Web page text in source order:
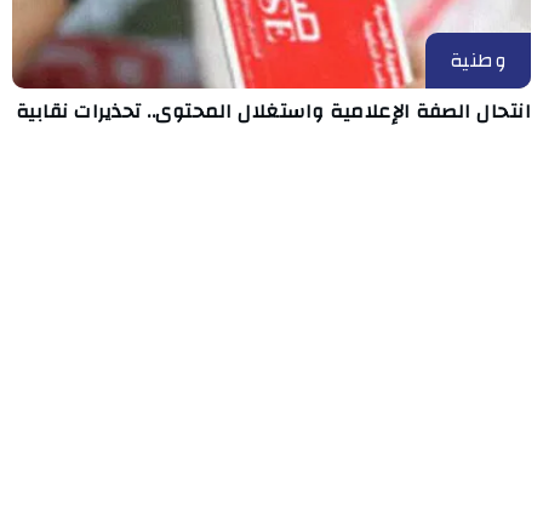
وطنية
انتحال الصفة الإعلامية واستغلال المحتوى.. تحذيرات نقابية